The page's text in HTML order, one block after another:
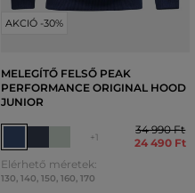
AKCIÓ -30%
MELEGÍTŐ FELSŐ PEAK
PERFORMANCE ORIGINAL HOOD
JUNIOR
+1
34 990 Ft
24 490 Ft
Elérhető méretek:
130, 140, 150, 160, 170